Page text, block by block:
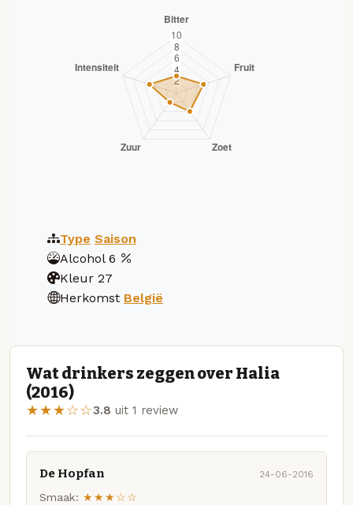
Type Saison
Alcohol 6
Kleur 27
Herkomst België
Wat drinkers zeggen over Halia
(2016)
★★★☆☆3.8 uit 1 review
De Hopfan 24-06-2016
Smaak: ★★★☆☆